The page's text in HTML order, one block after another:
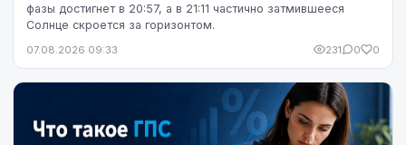
фазы достигнет в 20:57, а в 21:11 частично затмившееся
Солнце скроется за горизонтом.
07.08.2026 09:33 231 0 0